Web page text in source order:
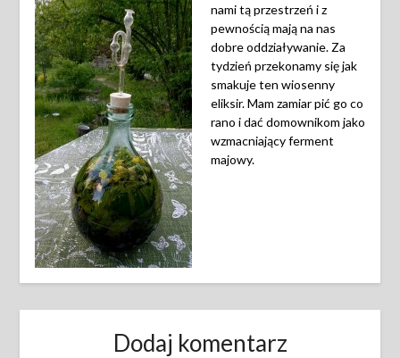
nami tą przestrzeń i z
pewnością mają na nas
dobre oddziaływanie. Za
tydzień przekonamy się jak
smakuje ten wiosenny
eliksir. Mam zamiar pić go co
rano i dać domownikom jako
wzmacniający ferment
majowy.
Dodaj komentarz